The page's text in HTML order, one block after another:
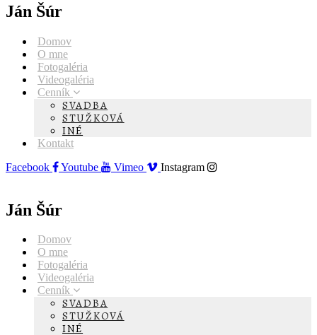
Ján Šúr
Domov
O mne
Fotogaléria
Videogaléria
Cenník
SVADBA
STUŽKOVÁ
INÉ
Kontakt
Facebook
Youtube Vimeo Instagram
Ján Šúr
Domov
O mne
Fotogaléria
Videogaléria
Cenník
SVADBA
STUŽKOVÁ
INÉ